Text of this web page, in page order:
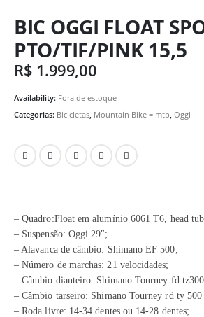
BIC OGGI FLOAT
PTO/TIF/PINK 15,5
R$ 1.999,00
Availability: Fora de estoque
Categorias: Bicicletas Mountain Bike = mtb Oggi
– Quadro:Float em alumínio 6061 T6, head
– Suspensão: Oggi 29″;
– Alavanca de câmbio: Shimano EF 500;
– Número de marchas: 21 velocidades;
– Câmbio dianteiro: Shimano Tourney fd
– Câmbio tarseiro: Shimano Tourney rd ty
– Roda livre: 14-34 dentes ou 14-28 dentes;